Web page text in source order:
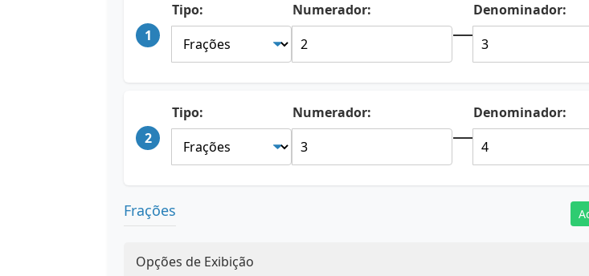
1
Tipo: Numerador: Denominador:
2
Tipo: Numerador: Denominador:
Frações
Opções de Exibição